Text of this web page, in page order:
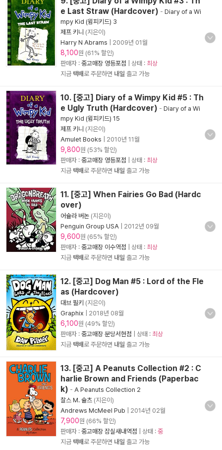
e Last Straw (Hardcover) - Diary of a Wi
mpy Kid (윔피키드) 3
제프 키니 (지은이)
Harry N Abrams
2009년 01월
8,100원 (61% 할인)
판매자 : 중고매장 영등포점 | 상태 : 최상
지금 택배로 주문하면 내일 출고 가능
10. [중고] Diary of a Wimpy Kid #5 : Th
e Ugly Truth (Hardcover) - Diary of a Wi
mpy Kid (윔피키드) 15
제프 키니 (지은이)
Amulet Books
2010년 11월
9,800원 (53% 할인)
판매자 : 중고매장 영등포점 | 상태 : 최상
지금 택배로 주문하면 내일 출고 가능
11. [중고] When Fairies Go Bad (Hardc
over)
어슐라 버논 (지은이)
Penguin Group USA
2012년 09월
9,600원 (65% 할인)
판매자 : 중고매장 이수역점 | 상태 : 최상
지금 택배로 주문하면 내일 출고 가능
12. [중고] Dog Man #5 : Lord of the Fle
as (Hardcover)
대브 필키 (지은이)
Graphix
2018년 08월
6,100원 (49% 할인)
판매자 : 중고매장 분당서현점 | 상태 : 최상
지금 택배로 주문하면 내일 출고 가능
13. [중고] A Peanuts Collection #2 : C
harlie Brown and Friends (Paperbac
k) - A Peanuts Collection 2
찰스 M. 슐츠 (지은이)
Andrews McMeel Pub
2014년 02월
7,900원 (66% 할인)
판매자 : 중고매장 잠실새내역점 | 상태 : 중
지금 택배로 주문하면 내일 출고 가능